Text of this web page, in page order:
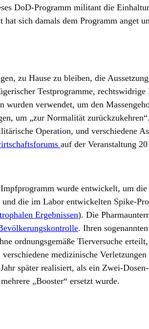
DoD-Programm militant die
hat sich damals dem Programm anget
zu Hause zu bleiben, die
Testprogramme, rechtswidrige
wurden verwendet, um den
um „zur Normalität
Operation, und verschiedene
auf der Veranstaltung
wurde entwickelt, um
und die im Labor entwickelten Spike-
Ergebnissen). Die
. Ihren
ordnungsgemäße Tierversuche
medizinische
später realisiert, als ein Zwei-
„Booster“ ersetzt wurde.